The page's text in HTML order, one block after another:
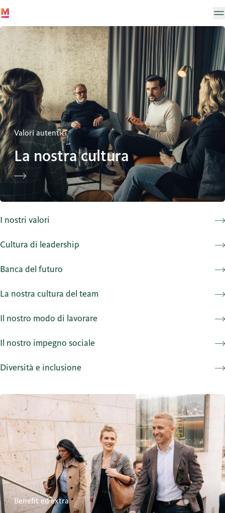
La nostra cultura
Valori autentici
La nostra cultura
I nostri valori
Cultura di leadership
Banca del futuro
La nostra cultura del team
Il nostro modo di lavorare
Il nostro impegno sociale
Diversità e inclusione
Molti vantaggi
Benefit ed extra